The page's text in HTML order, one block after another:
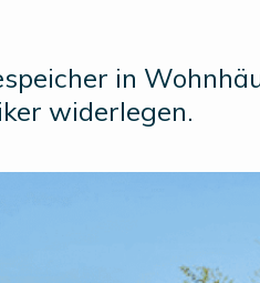
in
widerlegen.